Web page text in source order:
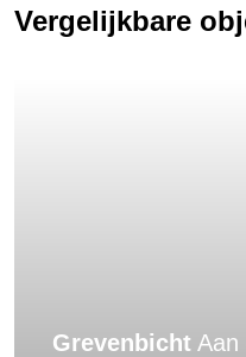
Vergelijkbare
Grevenbicht Aan